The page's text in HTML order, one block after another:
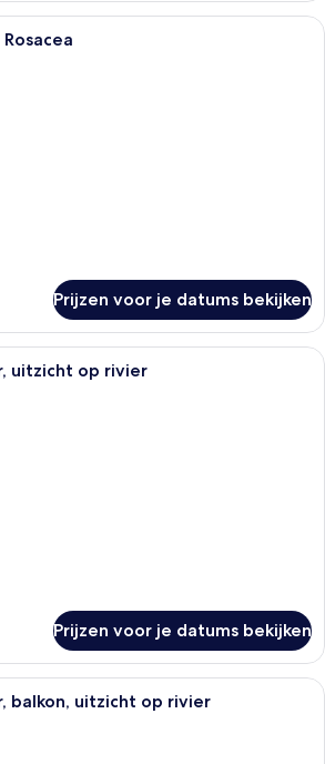
Een moderne hotelkamer met een
Prijzen voor je datums bekijken
Een moderne hotelkamer met een
uitzicht op rivier
Prijzen voor je datums bekijken
Een hotelkamer met een groot bed,
balkon, uitzicht op rivier